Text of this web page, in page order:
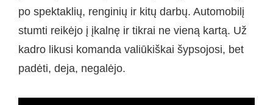
po spektaklių, renginių ir kitų darbų. Automobilį
stumti reikėjo į įkalnę ir tikrai ne vieną kartą. Už
kadro likusi komanda valiūkiškai šypsojosi, bet
padėti, deja, negalėjo.